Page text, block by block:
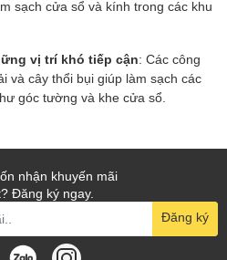
sạch cửa sổ và kính trong các khu
vị trí khó tiếp cận: Các công
và cây thổi bụi giúp làm sạch các
góc tường và khe cửa sổ.
nhận khuyến mãi
Đăng ký ngay.
Đăng ký